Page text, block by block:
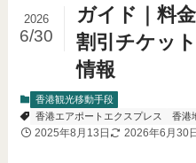
ガイド｜料
割引チケッ
情報
2026
6/30
香港観光移動手段
香港エアポートエクスプレス
香港
2025年8月13日 2026年6月30日